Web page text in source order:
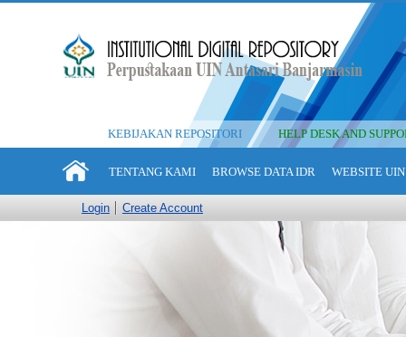
KEBIJAKAN REPOSITORI HELP DESK AND
TENTANG KAMI BROWSE DATA IDR WEBSITE
Login Create Account